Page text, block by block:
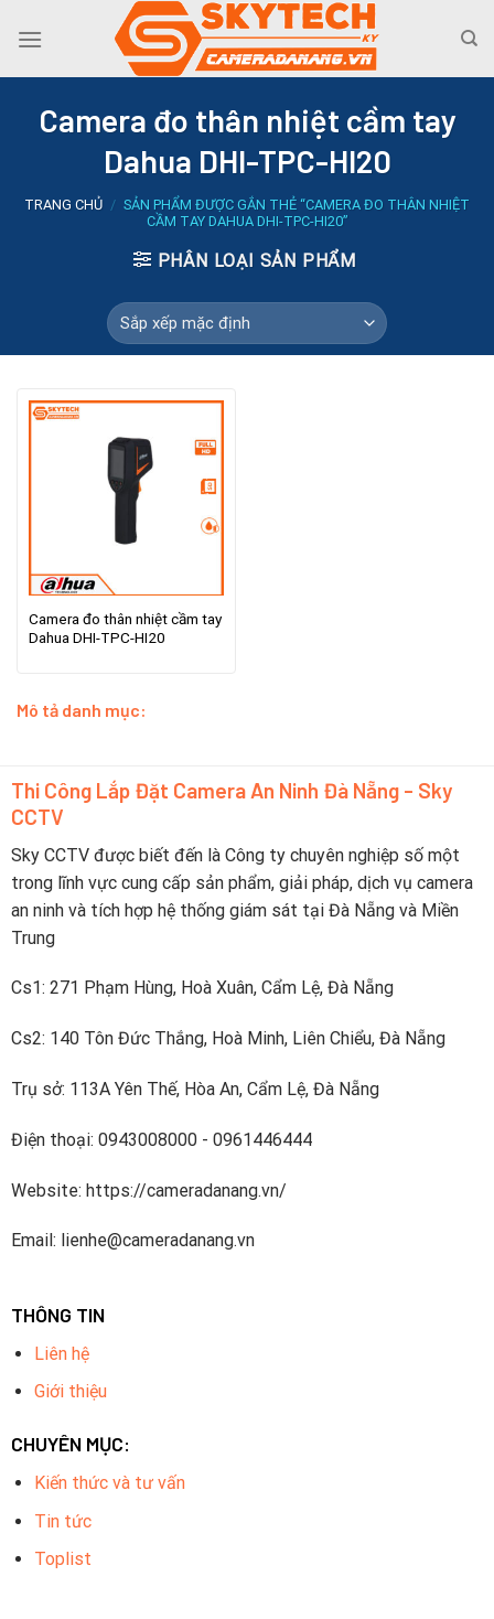
Camera đo thân nhiệt cầm tay
Dahua DHI-TPC-HI20
TRANG CHỦ / SẢN PHẨM ĐƯỢC GẮN THẺ “CAMERA ĐO THÂN NHIỆT
CẦM TAY DAHUA DHI-TPC-HI20”
PHÂN LOẠI SẢN PHẨM
Camera đo thân nhiệt cầm tay
Dahua DHI-TPC-HI20
Mô tả danh mục:
Thi Công Lắp Đặt Camera An Ninh Đà Nẵng - Sky
CCTV
Sky CCTV được biết đến là Công ty chuyên nghiệp số một
trong lĩnh vực cung cấp sản phẩm, giải pháp, dịch vụ camera
an ninh và tích hợp hệ thống giám sát tại Đà Nẵng và Miền
Trung
Cs1: 271 Phạm Hùng, Hoà Xuân, Cẩm Lệ, Đà Nẵng
Cs2: 140 Tôn Đức Thắng, Hoà Minh, Liên Chiểu, Đà Nẵng
Trụ sở: 113A Yên Thế, Hòa An, Cẩm Lệ, Đà Nẵng
Điện thoại: 0943008000 - 0961446444
Website: https://cameradanang.vn/
Email: lienhe@cameradanang.vn
THÔNG TIN
Liên hệ
Giới thiệu
CHUYÊN MỤC:
Kiến thức và tư vấn
Tin tức
Toplist